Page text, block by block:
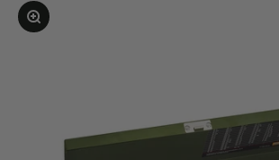
Agrandir l'image